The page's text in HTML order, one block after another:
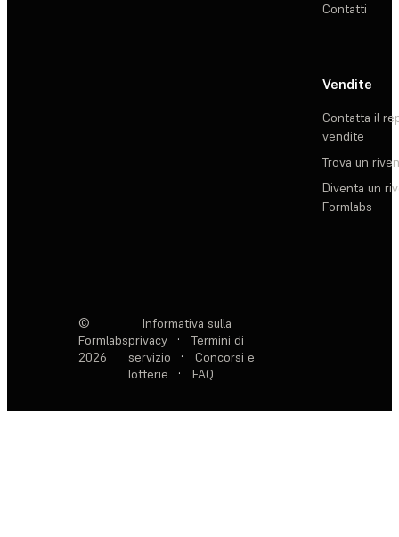
Contatti
Vendite
Contatta il
vendite
Trova un
Diventa un
Formlabs
©
Formlabs
2026
Informativa sulla
privacy
·
Termini di
servizio
·
Concorsi e
lotterie
· FAQ